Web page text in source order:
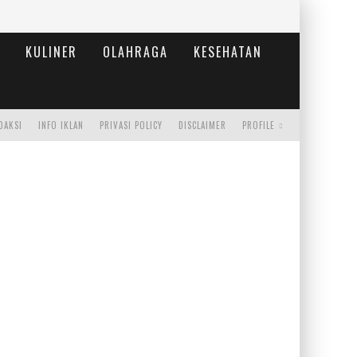
KULINER OLAHRAGA
KESEHATAN
PROFILE
DISCLAIMER
PRIVASI POLICY
INFO IKLAN